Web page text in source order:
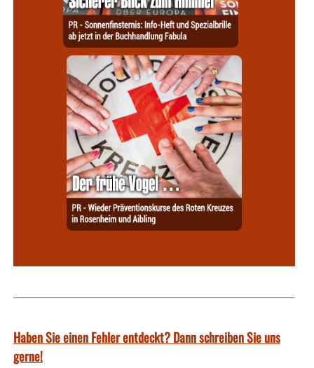
Haben Sie einen Fehler entdeckt? Dann schreiben Sie uns
gerne!